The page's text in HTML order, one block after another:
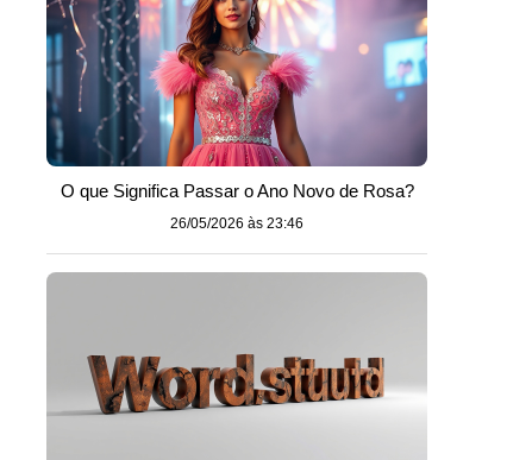
O que Significa Passar o Ano Novo de Rosa?
26/05/2026 às 23:46